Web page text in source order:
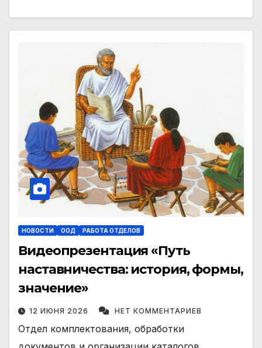
НОВОСТИ ООД РАБОТА ОТДЕЛОВ
Видеопрезентация «Путь
наставничества: история, формы,
значение»
12 ИЮНЯ 2026 НЕТ КОММЕНТАРИЕВ
Отдел комплектования, обработки